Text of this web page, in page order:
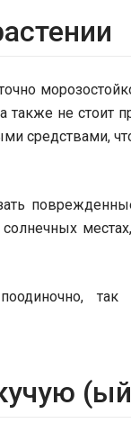
также не стоит
средствами,
так